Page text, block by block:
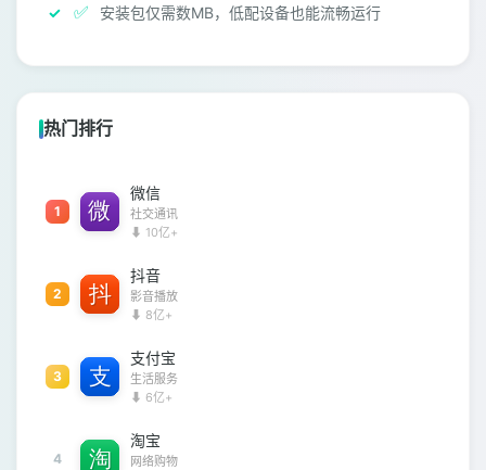
✅ 安装包仅需数MB，低配设备也能流畅运行
热门排行
1
微信
社交通讯
⬇ 10亿+
2
抖音
影音播放
⬇ 8亿+
3
支付宝
生活服务
⬇ 6亿+
4
淘宝
网络购物